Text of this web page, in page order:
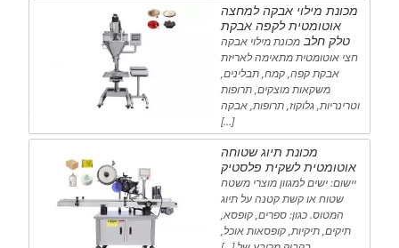
מכונת מילוי אבקה למחצה
אוטומטית לקפה אבקת
טלק חלב מכונת מילוי אבקה
חצי אוטומטית מתאימה לאריזת
אבקת קפה, קמח, תבלינים,
משקאות מוצקים, תרופות
וטרינריות, גלוקוז, תרופות, אבקה
[…]
מכונת תיוג שטוחה
אוטומטית לשקית פלסטיק
יישום: ישים למגוון מוצרי משטח
שטוח או קשת קטנה על תיוג
המטוס. כגון: ספרים, קופסא,
תיקים, תיקיות, קופסאות אוכל,